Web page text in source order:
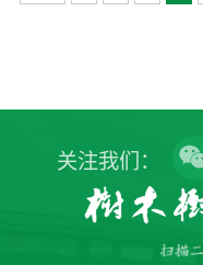
关注我们：